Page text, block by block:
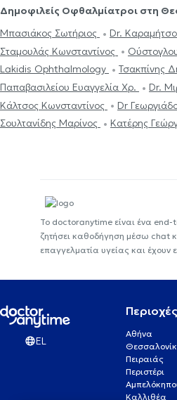
Δημοφιλείς Οφθαλμίατροι στη
Μπασιάκος Σωτήριος
Dr.
Σταμουλάς Κωνσταντίνος
Lakidis Ophthalmology
Τσακπίνης
Παπαβασιλείου Ευαγγελία Χρ.
Dr.
Κάλτσος Κωνσταντίνος
Dr
Σουλτανίδης Μαρίνος
Κατέρης
Το doctoranytime είναι ένα end-
ζητήσει καθοδήγηση μέσω chat
επαγγελματία υγείας και
EL
Περιοχές
Αθήνα
Πειραιάς
Περιστέρι
Αμπελόκηποι
Καλλιθέα